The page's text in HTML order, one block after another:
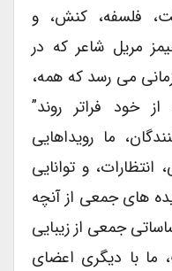
فلسفه، کنش، و
مریل شاعر که در
می رسد که همه،
خود فراتر روند”
ما رویداهایی
و توانایی
های جمعی از آنچه
جمعی از زیبایی
با دیگری اعضای